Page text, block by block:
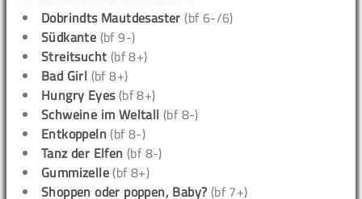
Dobrindts Mautdesaster (bf 6-/6)
Südkante (bf 9-)
Streitsucht (bf 8+)
Bad Girl (bf 8+)
Hungry Eyes(bf 8+)
Schweine im Weltall (bf 8-)
Entkoppeln (bf 8-)
Tanz der Elfen (bf 8-)
Gummizelle (bf 8+)
Shoppen oder poppen, Baby? (bf 7+)